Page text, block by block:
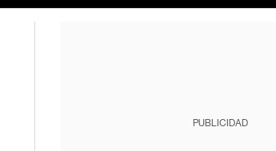
PUBLICIDAD